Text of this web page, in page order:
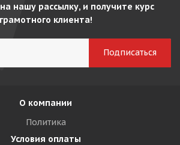
нашу рассылку, и получите курс
грамотного клиента!
О компании
Политика
Условия оплаты